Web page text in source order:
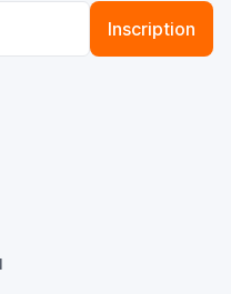
email
Inscription